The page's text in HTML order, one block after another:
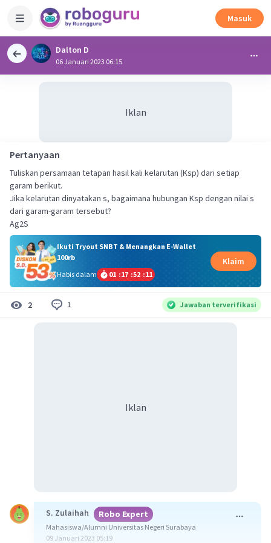
Masuk
Dalton D
06 Januari 2023 06:15
Iklan
Pertanyaan
Tuliskan persamaan tetapan hasil kali kelarutan (Ksp) dari setiap
garam berikut.
Jika kelarutan dinyatakan s, bagaimana hubungan Ksp dengan nilai s
dari garam-garam tersebut?
Ag2S
Ikuti Tryout SNBT & Menangkan E-Wallet
100rb
Habis dalam
01 :17 :52 :11
Klaim
2 1 Jawaban terverifikasi
Iklan
S. Zulaihah Robo Expert
Mahasiswa/Alumni Universitas Negeri Surabaya
09 Januari 2023 05:19